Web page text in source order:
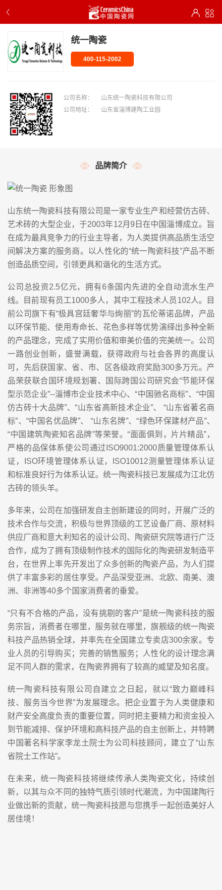
统一陶瓷
400-115-2002
公司名称：
山东统一陶瓷科技有限公司
公司地址：
山东省淄博建陶工业园
品牌简介
山东统一陶瓷科技有限公司是一家专业生产和经营仿古砖、
艺术砖的大型企业，于2003年12月9日在中国淄博成立。旨
在成为最具竞争力的行业主导者，为人类提供高品质生活空
间解决方案的服务商。以人性化的“统一陶瓷科技”产品不断
创造品质空间，引领更具和谐化的生活方式。
公司总投资2.5亿元，拥有6条国内先进的全自动流水生产
线。目前现有员工1000多人，其中工程技术人员102人。目
前公司旗下有“极具宫廷奢华与绚丽”的瓦伦蒂诺品牌，产品
以环保节能、使用寿命长、花色多样等优势演绎出多种全新
的产品理念，完成了实用价值和审美价值的完美统一。公司
一路创业创新，盛誉满载，获得政府与社会各界的高度认
可，先后获国家、省、市、区各级政府奖励300多万元。产
品荣获联合国环境规划署、国际跨国公司研究会“节能环保
型示范企业”--淄博市企业技术中心、“中国驰名商标”、“中国
仿古砖十大品牌”、“山东省高新技术企业”、 “山东省著名商
标”、“中国名优品牌”、 “山东名牌”、“绿色环保建材产品”、
“中国建筑陶瓷知名品牌”等荣誉。“面面俱到，片片精品”，
严格的品保体系使公司通过ISO9001:2000质量管理体系认
证，ISO环境管理体系认证，ISO10012测量管理体系认证
和标准良好行为体系认证。统一陶瓷科技已发展成为江北仿
古砖的领头羊。
多年来，公司在加强研发自主创新建设的同时，开展广泛的
技术合作与交流，积极与世界顶级的工艺设备厂商、原材料
供应厂商和意大利知名的设计公司、陶瓷研究院等进行广泛
合作，成为了拥有顶级制作技术的国际化的陶瓷研发制造平
台，在世界上率先开发出了众多创新的陶瓷产品，为人们提
供了丰富多彩的居住享受。产品深受亚洲、北欧、南美、澳
洲、非洲等40多个国家消费者的垂爱。
“只有不合格的产品，没有挑剔的客户”是统一陶瓷科技的服
务宗旨，消费者在哪里，服务就在哪里，旗舰级的统一陶瓷
科技产品热销全球，并率先在全国建立专卖店300余家。专
业人员的引导购买；完善的销售服务；人性化的设计理念满
足不同人群的需求，在陶瓷界拥有了较高的威望及知名度。
统一陶瓷科技有限公司自建立之日起，就以“致力巅峰科
技、服务当今世界”为发展理念。把企业置于为人类健康和
财产安全高度负责的重要位置，同时把主要精力和资金投入
到节能减排、保护环境和高科技产品的自主创新上，并特聘
中国著名科学家李龙土院士为公司科技顾问，建立了“山东
省院士工作站”。
在未来，统一陶瓷科技将继续传承人类陶瓷文化，持续创
新，以其与众不同的独特气质引领时代潮流，为中国建陶行
业做出新的贡献，统一陶瓷科技愿与您携手一起创造美好人
居佳境！